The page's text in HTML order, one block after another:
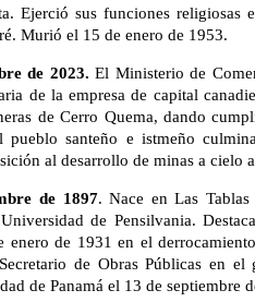
Ejerció sus funciones religiosas
Murió el 15 de enero de 1953.
de 2023. El Ministerio de
de la empresa de capital
de Cerro Quema, dando
pueblo santeño e istmeño
al desarrollo de minas a cielo
de 1897. Nace en Las
de Pensilvania.
enero de 1931 en el
de Obras Públicas en
de Panamá el 13 de septiembre